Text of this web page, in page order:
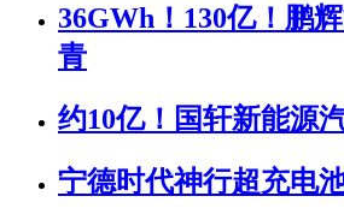
36GWh！130亿！鹏
青
约10亿！国轩新能源
宁德时代神行超充电